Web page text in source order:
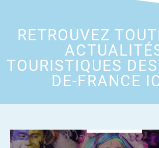
RETROUVEZ
TOURISTIQUES
DE-FRANCE